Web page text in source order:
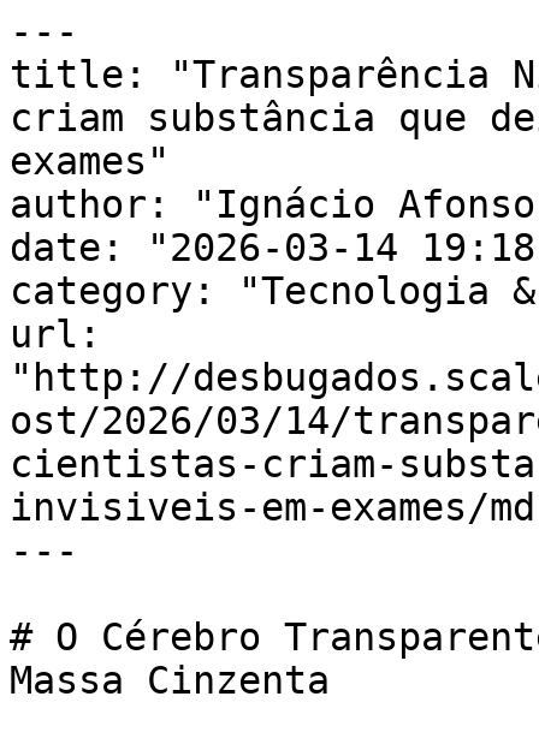
---
title: "Transparência
criam substância que
exames"
author: "Ignácio
date: "2026-03-14
category: "Tecnologia
url:
"http://
ost/2026/03/14/
cientistas-criam-
invisiveis-em-exames/
---
# O Cérebro
Massa Cinzenta